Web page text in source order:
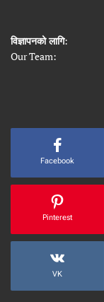
विज्ञापनको लागि:
Our Team:
Facebook
Pinterest
VK